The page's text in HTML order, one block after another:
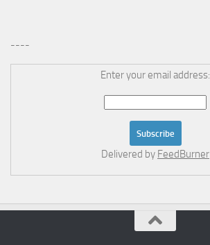
----
Enter your email address:
Delivered by FeedBurner